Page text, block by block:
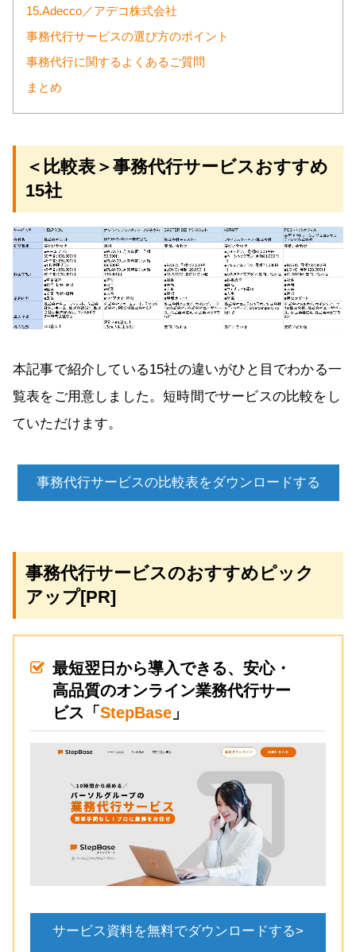
15.Adecco／アデコ株式会社
事務代行サービスの選び方のポイント
事務代行に関するよくあるご質問
まとめ
＜比較表＞事務代行サービスおすすめ
15社
本記事で紹介している15社の違いがひと目でわかる一
覧表をご用意しました。短時間でサービスの比較をし
ていただけます。
事務代行サービスの比較表をダウンロードする
事務代行サービスのおすすめピック
アップ[PR]
最短翌日から導入できる、安心・
高品質のオンライン業務代行サー
ビス「StepBase 」
サービス資料を無料でダウンロードする>